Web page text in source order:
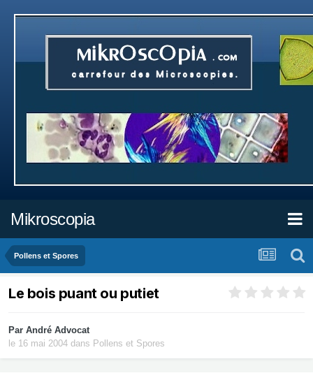
Mikroscopia
Pollens et Spores
Le bois puant ou putiet
Par André Advocat
le 16 mai 2004 dans Pollens et Spores